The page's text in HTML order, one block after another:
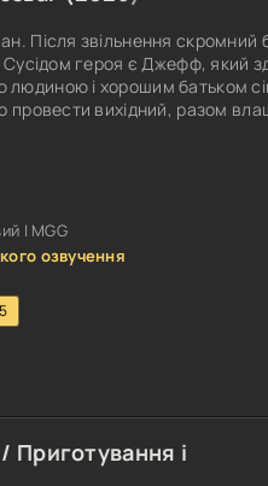
Після звільнення скромний
Сусідом героя є Джефф, який
і хорошим батьком
провести вихідний, разом
| MGG
озвучення
Приготування і